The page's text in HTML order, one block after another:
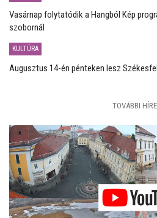
Vasárnap folytatódik a Hangból Kép
szobornál
KULTÚRA
Augusztus 14-én pénteken lesz
TOVÁBBI